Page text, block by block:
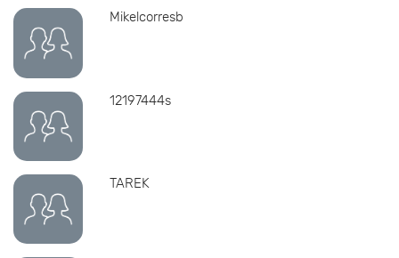
Mikelcorresb
12197444s
TAREK